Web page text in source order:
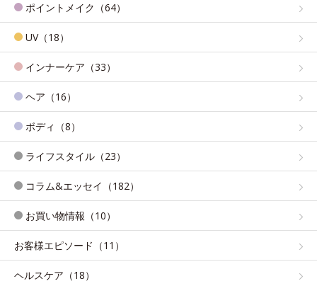
ポイントメイク（64）
UV（18）
インナーケア（33）
ヘア（16）
ボディ（8）
ライフスタイル（23）
コラム&エッセイ（182）
お買い物情報（10）
お客様エピソード（11）
ヘルスケア（18）